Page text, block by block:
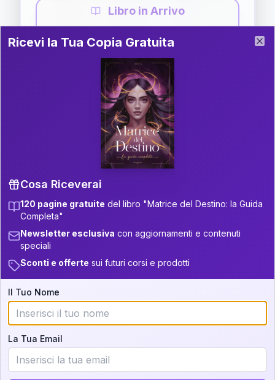
Libro in Arrivo
Guida completa di Coppia
Il libro è in fase di scrittura. Iscriviti alla newsletter
per ricevere aggiornamenti!
P.S. Interpretazione parziale
gratuita
Scorri più in basso per vedere
un'interpretazione parziale gratuita della tua
Iscriviti alla newsletter per ricevere
aggiornamenti quando sarà disponibile.
Cosa scoprirete nella vostra
interpretazione:
💕 Come rafforzare la vostra unione
Ricevi la Tua Copia Gratuita del Libro
Ricevi la Tua Copia Gratuita
Cosa Riceverai
120 pagine gratuite del libro "Matrice del Destino: la Guida
Completa"
Newsletter esclusiva con aggiornamenti e contenuti
speciali
Sconti e offerte sui futuri corsi e prodotti
Il Tuo Nome
La Tua Email